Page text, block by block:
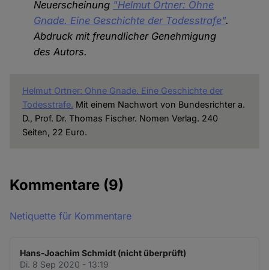
Neuerscheinung "Helmut Ortner: Ohne
Gnade. Eine Geschichte der Todesstrafe".
Abdruck mit freundlicher Genehmigung
des Autors.
Helmut Ortner: Ohne Gnade. Eine Geschichte der
Todesstrafe. Mit einem Nachwort von Bundesrichter a.
D., Prof. Dr. Thomas Fischer. Nomen Verlag. 240
Seiten, 22 Euro.
Kommentare (9)
Netiquette für Kommentare
Hans-Joachim Schmidt (nicht überprüft)
Di. 8 Sep 2020 - 13:19